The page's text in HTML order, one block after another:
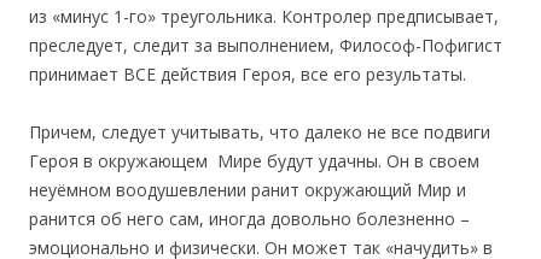
из «минус 1-го» треугольника. Контролер предписывает,
преследует, следит за выполнением, Философ-Пофигист
принимает ВСЕ действия Героя, все его результаты.
Причем, следует учитывать, что далеко не все подвиги
Героя в окружающем Мире будут удачны. Он в своем
неуёмном воодушевлении ранит окружающий Мир и
ранится об него сам, иногда довольно болезненно –
эмоционально и физически. Он может так «начудить» в